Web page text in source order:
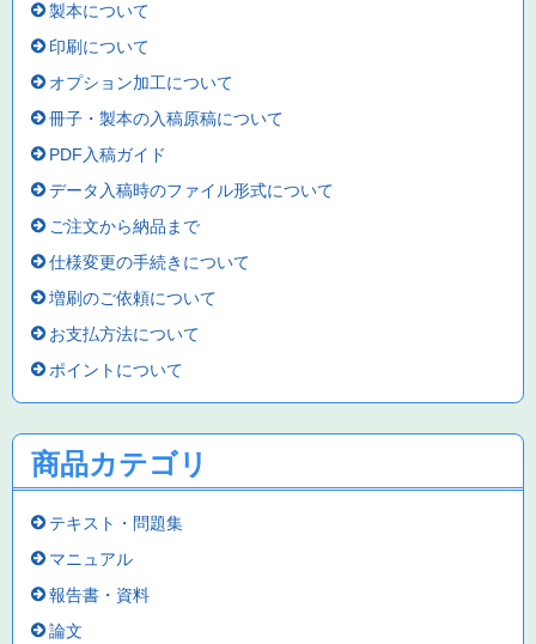
製本について
印刷について
オプション加工について
冊子・製本の入稿原稿について
PDF入稿ガイド
データ入稿時のファイル形式について
ご注文から納品まで
仕様変更の手続きについて
増刷のご依頼について
お支払方法について
ポイントについて
商品カテゴリ
テキスト・問題集
マニュアル
報告書・資料
論文